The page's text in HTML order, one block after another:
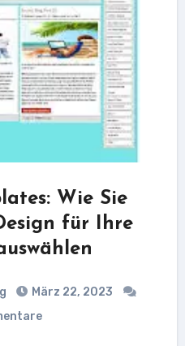
Wie Sie
für Ihre
März 22, 2023